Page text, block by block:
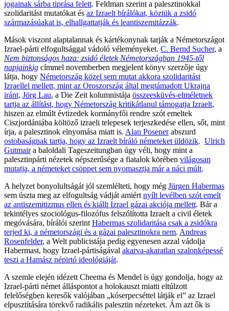
jogainak sárba tiprása felett. Feldman szerint a palesztinokkal
szolidaritást mutatókat és az Izraelt bírálókat, köztük a zsidó
származásúakat is, elhallgattatják és leantiszemitázzák.
Mások viszont alaptalannak és kártékonynak tarják a Németországot
Izrael-párti elfogultsággal vádoló véleményeket. C. Bernd Sucher, a
Nem biztonságos haza: zsidó életek Németországban 1945-től
napjainkig címmel novemberben megjelent könyv szerzője úgy
látja, hogy Németország közel sem mutat akkora szolidaritást
Izraellel mellett, mint az Oroszország által megtámadott Ukrajna
iránt. Jörg Lau, a Die Zeit kolumnistája összeesküvés-elméletnek
tartja az állítást, hogy Németország kritikátlanul támogatja Izraelt,
hiszen az elmúlt évtizedek kormányfői rendre szót emeltek
Ciszjordániába költöző izraeli telepesek terjeszkedése ellen, sőt, mint
írja, a palesztinok elnyomása miatt is. Alan Posenerabszurd
ostobaságnak tartja, hogy az Izraelt bíráló németeket üldözik. Ulrich
Gutmaira baloldali Tageszeitungban úgy véli, hogy mint a
palesztinpárti nézetek népszerűsége a fiatalok körében világosan
mutatja, a németeket csöppet sem nyomasztja már a náci múlt.
A helyzet bonyolultságát jól szemlélteti, hogy még Jürgen Habermas
sem úszta meg az elfogultság vádját amiért nyílt levélben szót emelt
az antiszemitizmus ellen és kiállt Izrael gázai akciója mellett. Bár a
tekintélyes szociológus-filozófus felszólította Izraelt a civil életek
megóvására, bírálói szerint Habermas szolidaritása csak a zsidókra
terjed ki, a németországi és a gázai palesztinokra nem. Andreas
Rosenfelder, a Welt publicistája pedig egyenesen azzal vádolja
Habermast, hogy Izrael-pártiságával akarva-akaratlan szalonképessé
teszi a Hamász népirtó ideológiáját.
A szemle elején idézett Cheema és Mendel is úgy gondolja, hogy az
Izrael-párti német álláspontot a holokauszt miatti eltúlzott
felelőségben keresők valójában „kóserpecséttel látják el” az Izrael
elpusztítására törekvő radikális palesztin nézeteket. Ám azt ők is